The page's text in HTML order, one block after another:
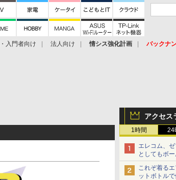
入門者向け 法人向け 情シス強化計画
バックナ
アクセス
1時間 24
エレコム、
としてもボ
スツーウェ
えずに書き込
これぞ着る
ットボトル